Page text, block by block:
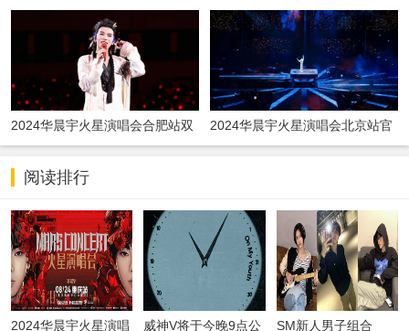
袭 千字说唱开启新篇章
满结束 国风四面台将登鸟巢新章
待启
2024华晨宇火星演唱会合肥站双
场圆满落幕 七夕限定惊喜解锁再
2024华晨宇火星演唱会北京站官
宣 鸟巢四面台强势回归辟国风新
阅读排行
2024华晨宇火星演唱 威神V将于今晚9点公 SM新人男子组合